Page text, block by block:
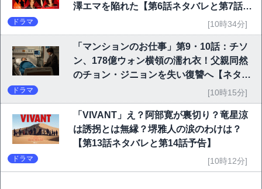
澤エマを陥れた【第6話ネタバレと第7話予
ドラマ [10時34分]
「マンションのお仕事」第9・10話：チソ
ン、178億ウォン横領の濡れ衣！父親同然
のチョン・ジニョンを失い復讐へ【ネタバ
ドラマ [10時15分]
「VIVANT」え？阿部寛が裏切り？竜星涼
は誘拐とは無縁？堺雅人の涙のわけは？
【第13話ネタバレと第14話予告】
ドラマ [10時12分]